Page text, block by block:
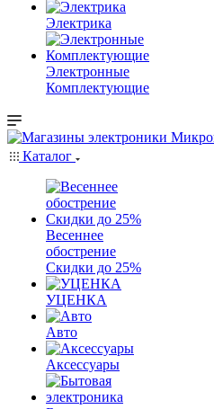
Электрика
Электронные
Комплектующие
Каталог
Весеннее
обострение
Скидки до 25%
УЦЕНКА
Авто
Аксессуары